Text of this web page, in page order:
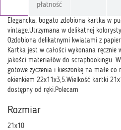
płatność
Elegancka, bogato zdobiona kartka w
vintage.Utrzymana w delikatnej
Ozdobiona delikatnymi kwiatami z
Kartka jest w całości wykonana ręcznie
jakości materiałów do scrapbookingu.
gotowe życzenia i kieszonkę na małe co
okienkiem 22x11x3,5.Wielkość kartki
dostępny od ręki.Polecam
Rozmiar
21x10